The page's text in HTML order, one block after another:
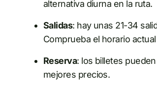
alternativa diurna en la ruta.
Salidas: hay unas 21-34
Comprueba el horario
Reserva: los billetes
mejores precios.